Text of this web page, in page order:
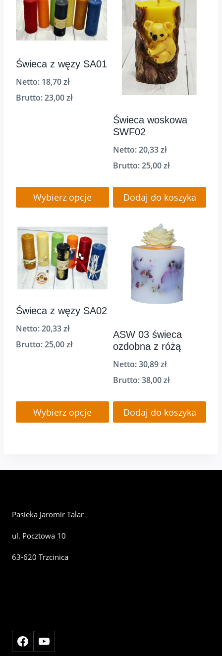
Świeca z węzy SA01
Netto: 18,70zł
Brutto:23,00zł
Wybierz opcje
produkt
ma
wiele
wariantów.
można
wybrać
na
Świeca woskowa
SWF02
Netto:20,33zł
Brutto:25,00zł
Dodaj do koszyka
Świeca z węzy SA02
Netto:20,33zł
Brutto:25,00zł
Wybierz opcje
Opcje
wybrać
na
ASW 03 świeca
ozdobna z różą
Netto:30,89zł
Brutto:38,00zł
Dodaj do koszyka
Pasieka Jaromir Talar
ul. Pocztowa 10
63-620 Trzcinica